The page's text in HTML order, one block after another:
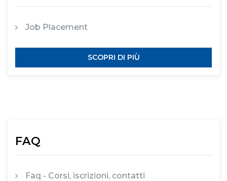
Job Placement
SCOPRI DI PIÙ
FAQ
Faq - Corsi, iscrizioni, contatti